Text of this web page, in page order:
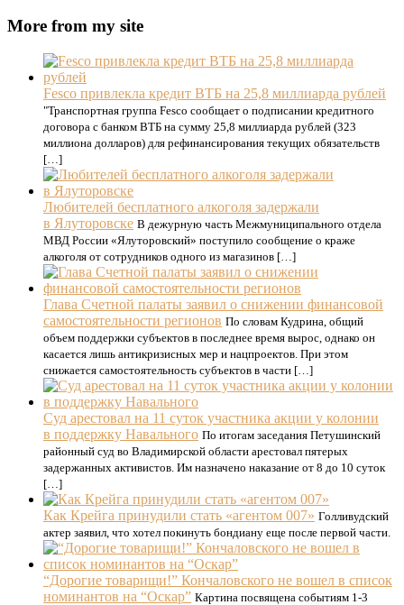
More from my site
Fesco привлекла кредит ВТБ на 25,8 миллиарда рублей
"Транспортная группа Fesco сообщает о подписании кредитного
договора с банком ВТБ на сумму 25,8 миллиарда рублей (323
миллиона долларов) для рефинансирования текущих обязательств
[…]
Любителей бесплатного алкоголя задержали
в Ялуторовске В дежурную часть Межмуниципального отдела
МВД России «Ялуторовский» поступило сообщение о краже
алкоголя от сотрудников одного из магазинов […]
Глава Счетной палаты заявил о снижении финансовой
самостоятельности регионов По словам Кудрина, общий
объем поддержки субъектов в последнее время вырос, однако он
касается лишь антикризисных мер и нацпроектов. При этом
снижается самостоятельность субъектов в части […]
Суд арестовал на 11 суток участника акции у колонии
в поддержку Навального По итогам заседания Петушинский
районный суд во Владимирской области арестовал пятерых
задержанных активистов. Им назначено наказание от 8 до 10 суток
[…]
Как Крейга принудили стать «агентом 007» Голливудский
актер заявил, что хотел покинуть бондиану еще после первой части.
“Дорогие товарищи!” Кончаловского не вошел в список
номинантов на “Оскар” Картина посвящена событиям 1-3